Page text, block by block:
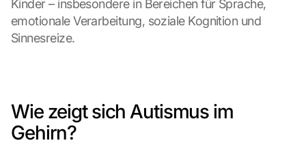
Kinder – insbesondere in Bereichen für Sprache,
emotionale Verarbeitung, soziale Kognition und
Sinnesreize.
Wie zeigt sich Autismus im
Gehirn?